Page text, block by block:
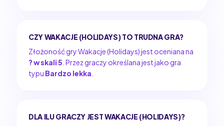
CZY WAKACJE (HOLIDAYS) TO TRUDNA GRA?
Złożoność gry Wakacje (Holidays) jest oceniana na
? w skali 5 . Przez graczy określana jest jako gra
typu Bardzo lekka
DLA ILU GRACZY JEST WAKACJE (HOLIDAYS)?